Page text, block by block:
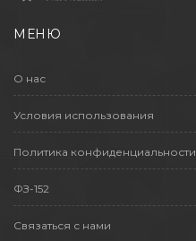
МЕНЮ
О нас
Условия использования
Политика конфиденциальности
ФЗ-152
Связаться с нами